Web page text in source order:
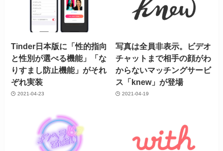
Tinder日本版に「性的指向
と性別が選べる機能」「な
りすまし防止機能」がそれ
ぞれ実装
2021-04-23
写真は全員非表示。ビデオ
チャットまで相手の顔がわ
からないマッチングサービ
ス「knew」が登場
2021-04-19